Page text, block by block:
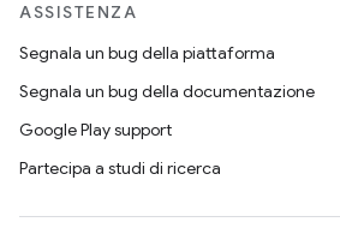
ASSISTENZA
Segnala un bug della piattaforma
Segnala un bug della documentazione
Google Play support
Partecipa a studi di ricerca